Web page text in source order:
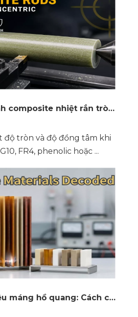
Cách giữ thanh composite nhiệt rắn tròn và đồng tâm trên máy tiện
độ tròn và độ đồng tâm khi
FR4, phenolic hoặc ...
Giải mã vật liệu máng hồ quang: Cách chọn vật liệu cách nhiệt phù hợp để máy cắt có hiệu suất đáng tin cậy